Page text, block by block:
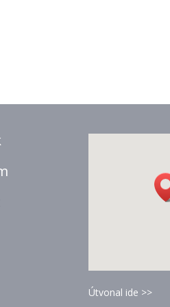
Útvonal ide >>